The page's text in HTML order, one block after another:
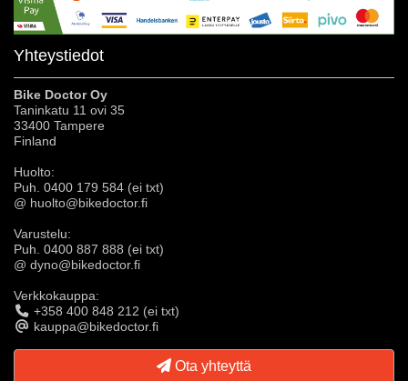
Yhteystiedot
Bike Doctor Oy
Taninkatu 11 ovi 35
33400 Tampere
Finland
Huolto:
Puh. 0400 179 584 (ei txt)
@ huolto@bikedoctor.fi
Varustelu:
Puh. 0400 887 888 (ei txt)
@ dyno@bikedoctor.fi
Verkkokauppa:
+358 400 848 212 (ei txt)
kauppa@bikedoctor.fi
Ota yhteyttä